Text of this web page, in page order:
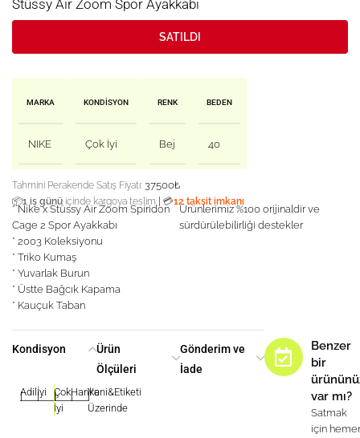
Stüssy Air Zoom Spor Ayakkabı
SATILDI
MARKA
NIKE
KONDISYON
Çok İyi
RENK
Bej
BEDEN
40
Tahmini Perakende Satış Fiyatı: 37500₺
📦1 iş günü içinde kargoya teslim 💳12 taksit imkanı
* Nike x Stüssy Air Zoom Spiridon
Cage 2 Spor Ayakkabı
* 2003 Koleksiyonu
* Triko Kumaş
* Yuvarlak Burun
* Üstte Bağcık Kapama
* Kauçuk Taban
Ürünlerimiz %100 orijinaldir ve
sürdürülebilirliği destekler
Kondisyon
|Adil |İyi |Çok
İyi
|Harika
|Yeni&Etiketi
Üzerinde
Ürün
Ölçüleri
Gönderim ve
İade
Benzer
bir
var mı?
Satmak
için